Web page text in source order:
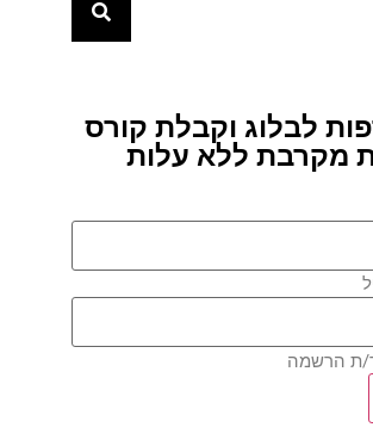
לבלוג וקבלת קורס
מקרבת ללא עלות
ת הרשמה